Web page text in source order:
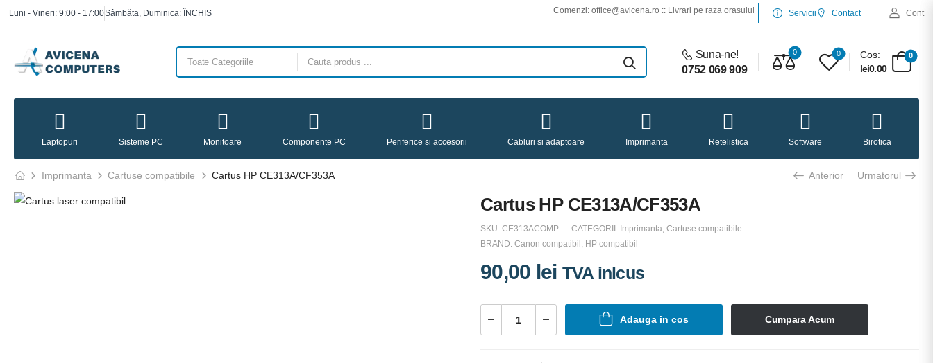
Luni - Vineri: 9:00 - 17:00Sâmbăta, Duminica: ÎNCHIS Comenzi: office@avicena.ro :: Livrari pe raza orasului Iasi :: Service desktop si laptop :: Service
Servicii Contact Cont
Suna-ne!
0752 069 909
0 0
Cos:
lei0.00
0
Laptopuri Sisteme PC Monitoare Componente PC Periferice si accesorii Cabluri si adaptoare Imprimanta Retelistica Software Birotica
Imprimanta Cartuse compatibile Cartus HP CE313A/CF353A Anterior Urmatorul
Cartus HP CE313A/CF353A
SKU: CE313ACOMP CATEGORII: Imprimanta, Cartuse compatibile
BRAND: Canon compatibil , HP compatibil
90,00 lei TVA inlcus
Adauga in cos Cumpara Acum